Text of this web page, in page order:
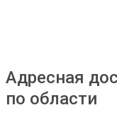
Адресная
по области